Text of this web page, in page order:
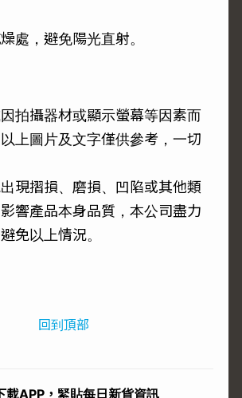
處，避免陽光直射。
拍攝器材或顯示螢幕等因素而
上圖片及文字僅供參考，一切
現摺損、磨損、凹陷或其他類
響產品本身品質，本公司盡力
免以上情況。
回到頂部
載APP，緊貼每日新貨資訊